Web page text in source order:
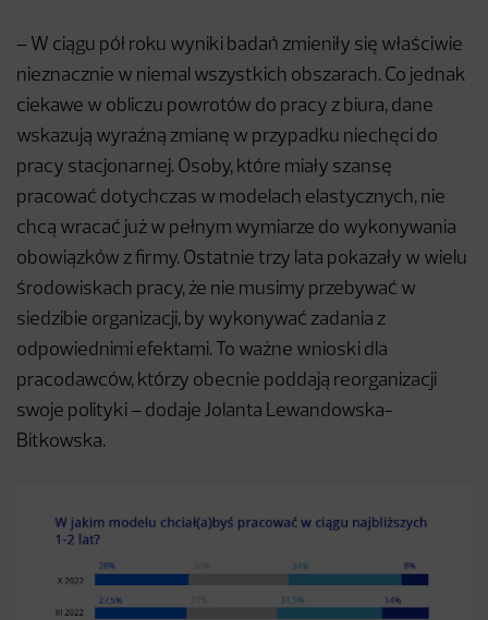
– W ciągu pół roku wyniki badań zmieniły się właściwie
nieznacznie w niemal wszystkich obszarach. Co jednak
ciekawe w obliczu powrotów do pracy z biura, dane
wskazują wyraźną zmianę w przypadku niechęci do
pracy stacjonarnej. Osoby, które miały szansę
pracować dotychczas w modelach elastycznych, nie
chcą wracać już w pełnym wymiarze do wykonywania
obowiązków z firmy. Ostatnie trzy lata pokazały w wielu
środowiskach pracy, że nie musimy przebywać w
siedzibie organizacji, by wykonywać zadania z
odpowiednimi efektami. To ważne wnioski dla
pracodawców, którzy obecnie poddają reorganizacji
swoje polityki – dodaje Jolanta Lewandowska-
Bitkowska.